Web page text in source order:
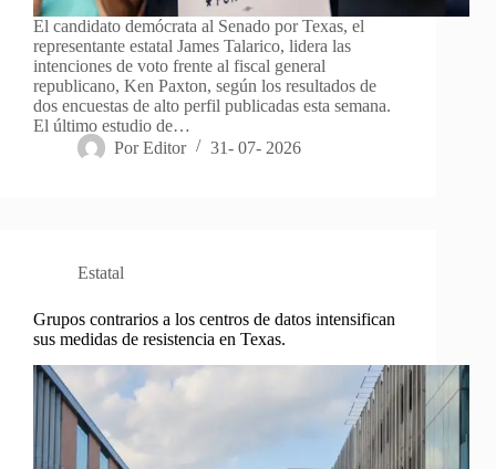
El candidato demócrata al Senado por Texas, el
representante estatal James Talarico, lidera las
intenciones de voto frente al fiscal general
republicano, Ken Paxton, según los resultados de
dos encuestas de alto perfil publicadas esta semana.
El último estudio de…
Por Editor 31- 07- 2026
Estatal
Grupos contrarios a los centros de datos intensifican
sus medidas de resistencia en Texas.